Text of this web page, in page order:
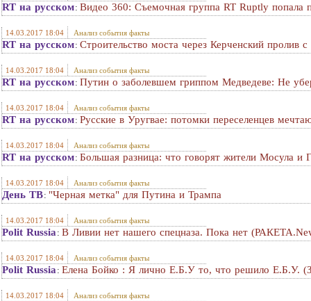
RT на русском: Видео 360: Съемочная группа RT Ruptly попала
14.03.2017 18:04 Анализ события факты
RT на русском: Строительство моста через Керченский пролив
14.03.2017 18:04 Анализ события факты
RT на русском: Путин о заболевшем гриппом Медведеве: Не
14.03.2017 18:04 Анализ события факты
RT на русском: Русские в Уругвае: потомки переселенцев
14.03.2017 18:04 Анализ события факты
RT на русском: Большая разница: что говорят жители Мосула и
14.03.2017 18:04 Анализ события факты
День ТВ: "Черная метка" для Путина и Трампа
14.03.2017 18:04 Анализ события факты
Polit Russia : В Ливии нет нашего спецназа. Пока нет
14.03.2017 18:04 Анализ события факты
Polit Russia : Елена Бойко : Я лично Е.Б.У то, что решило Е.Б.У.
14.03.2017 18:04 Анализ события факты